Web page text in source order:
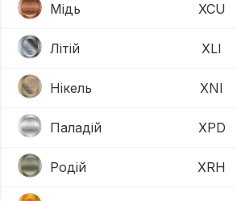
Мідь XCU
Літій XLI
Нікель XNI
Паладій XPD
Родій XRH